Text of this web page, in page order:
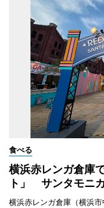
食べる
横浜赤レンガ倉庫
ト」 サンタモニ
横浜赤レンガ倉庫（横浜